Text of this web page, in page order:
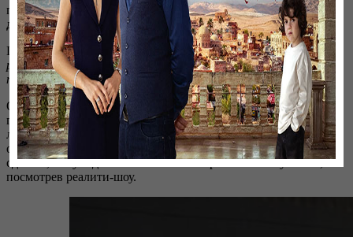
представляет собой реалити-шоу,рассказала генеральный
директор «Седьмого канала» Ания Байоразова.
Представьте такой экспириенс.
10 городских подростков
решают вживую узнать, что такое настоящая дружба и как
провести время с пользой на природе.
Они решают выйти из зоны комфорта, в которой есть
гаджеты, социальные сети, компьютерные игры. И поехать на
лето в аул. Чтобы изменить себя, свое отношение к людям и
окружающему миру. У кого из участников получится это
сделать, тому и достанется главный приз. Какой – узнаете,
посмотрев реалити-шоу.